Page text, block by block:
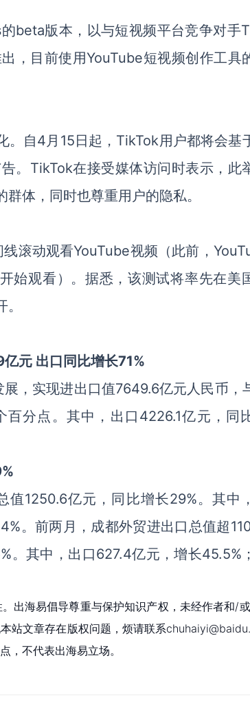
beta版本，以与短视频平台竞争对手
，目前使用YouTube短视频创作工具
。自4月15日起，TikTok用户都将会基
。TikTok在接受媒体访问时表示，此
体，同时也尊重用户的隐私。
滚动观看YouTube视频（此前，
始观看）。据悉，该测试将率先在美
元 出口同比增长71%
，实现进出口值7649.6亿元人民币，
分点。其中，出口4226.1亿元，同
1250.6亿元，同比增长29%。其中
。前两月，成都外贸进出口总值超
。其中，出口627.4亿元，增长45.5%
出海易倡导尊重与保护知识产权，未经作者和/
站文章存在版权问题，烦请联系
，不代表出海易立场。